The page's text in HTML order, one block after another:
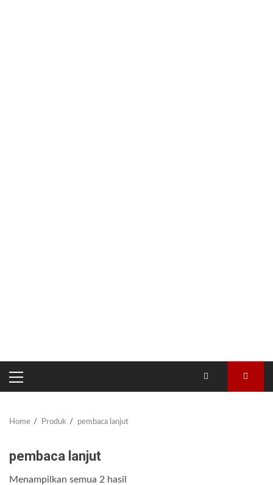
PRIMARY
MENU
Home Produk pembaca lanjut
pembaca lanjut
Menampilkan semua 2 hasil